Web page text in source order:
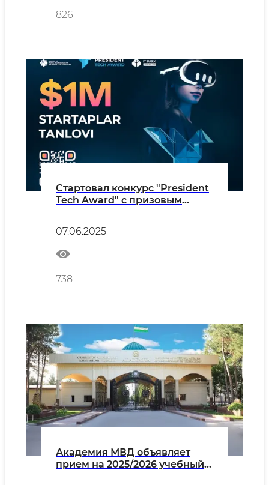
826
Стартовал конкурс "President
Tech Award" с призовым
07.06.2025
738
Академия МВД объявляет
прием на 2025/2026 учебный